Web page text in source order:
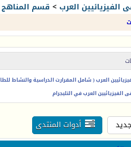
الفيزيائيين العرب > قسم المناهج
العرب ( شامل المقرارت الدراسية والنشاط
الفيزيائيين العرب في التليجرام
أدوات المنتدى